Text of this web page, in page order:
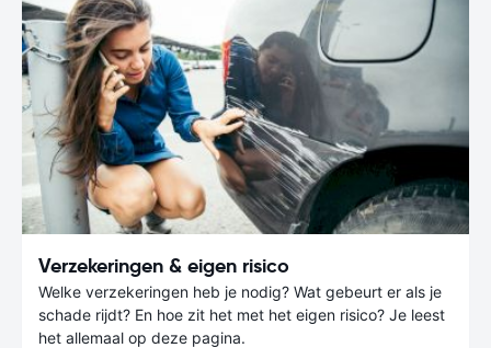
Verzekeringen & eigen risico
Welke verzekeringen heb je nodig? Wat gebeurt er als je
schade rijdt? En hoe zit het met het eigen risico? Je leest
het allemaal op deze pagina.